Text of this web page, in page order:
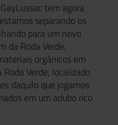
tem agora
separando os
para um novo
da Roda Verde,
orgânicos em
Verde, localizado
daquilo que jogamos
em um adubo rico